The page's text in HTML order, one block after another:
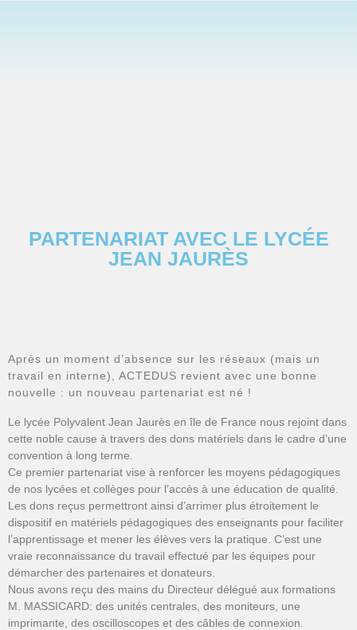
PARTENARIAT AVEC LE LYCÉE
JEAN JAURÈS
Après un moment d’absence sur les réseaux (mais un
travail en interne), ACTEDUS revient avec une bonne
nouvelle : un nouveau partenariat est né !
Le lycée Polyvalent Jean Jaurès en île de France nous rejoint dans
cette noble cause à travers des dons matériels dans le cadre d’une
convention à long terme.
Ce premier partenariat vise à renforcer les moyens pédagogiques
de nos lycées et collèges pour l’accès à une éducation de qualité.
Les dons reçus permettront ainsi d’arrimer plus étroitement le
dispositif en matériels pédagogiques des enseignants pour faciliter
l’apprentissage et mener les élèves vers la pratique. C’est une
vraie reconnaissance du travail effectué par les équipes pour
démarcher des partenaires et donateurs.
Nous avons reçu des mains du Directeur délégué aux formations
M. MASSICARD: des unités centrales, des moniteurs, une
imprimante, des oscilloscopes et des câbles de connexion.